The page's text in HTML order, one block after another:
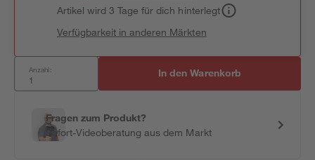
Artikel wird 3 Tage für dich hinterlegt
Verfügbarkeit in anderen Märkten
Anzahl: In den Warenkorb
Fragen zum Produkt?
Sofort-Videoberatung aus dem Markt